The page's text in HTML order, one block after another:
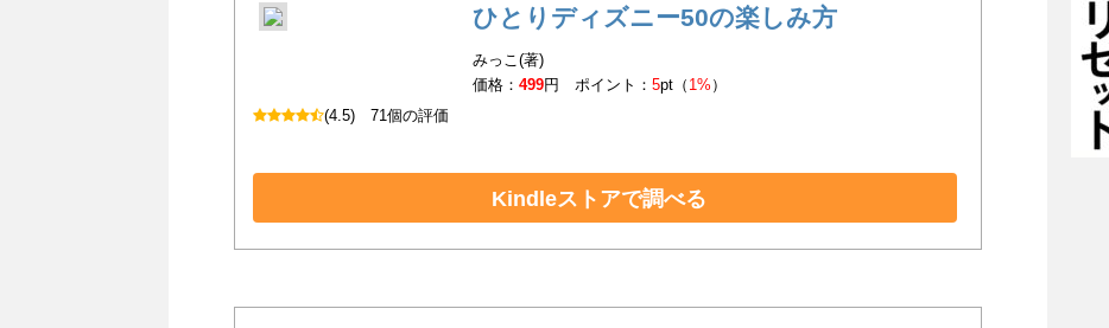
ひとりディズニー50の楽しみ方
みっこ(著)
価格：499円 ポイント：5pt（ 1% ）
(4.5) 71個の評価
Kindleストアで調べる